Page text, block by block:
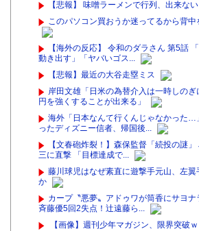
【悲報】 味噌ラーメンで行列、出来ない
このパソコン買おうか迷ってるから背中
【海外の反応】 令和のダラさん 第5話
動き出す」「ヤバいゴス...
【悲報】最近の大谷走塁ミス
岸田文雄「日米の為替介入は一時しのぎ
円を強くすることが出来る」
海外「日本なんて行くんじゃなかった…
ったディズニー信者、帰国後...
【文春砲炸裂！】森保監督「続投の謎
三に直撃 「目標達成で...
藤川球児はなぜ素直に遊撃手元山、左
か
カープ〝悪夢〟アドゥワが筒香にサヨナ
斉藤優5回2失点！辻遠藤ら...
【画像】週刊少年マガジン、限界突破